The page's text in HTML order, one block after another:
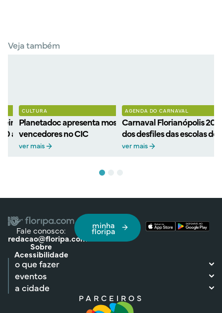
Veja também
filmes
anos com retorno ao
CULTURA
Planetadoc apresenta mostra gratuita de filmes
vencedores no CIC
ver mais
AGENDA DO CARNAVAL
Carnaval Florianópolis
dos desfiles das escolas de
ver mais
Fale conosco:
redacao@floripa.com
Sobre
Acessibilidade
minha
floripa
o que fazer
eventos
a cidade
PARCEIROS